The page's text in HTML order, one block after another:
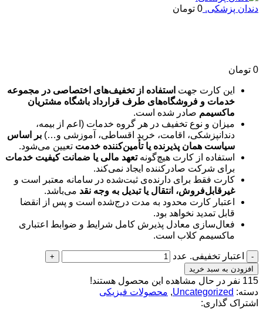
دندان پزشکی. 0 تومان
0 تومان
این کارت جهت استفاده از تخفیف‌های اختصاصی در مجموعه
خدمات و فروشگاه‌های طرف قرارداد باشگاه مشتریان
ماکسیمم صادر شده است.
میزان و نوع تخفیف در هر گروه خدمات (اعم از بیمه،
دندانپزشکی، اقامت، خرید اقساطی، آموزشی و…) بر اساس
سیاست همان پذیرنده یا تأمین‌کننده خدمت تعیین می‌شود.
استفاده از کارت هیچ‌گونهتعهد مالی یا ضمانت کیفیت خدمات
برای شرکت صادرکننده ایجاد نمی‌کند.
کارت فقط برای دارنده‌ی ثبت‌شده در سامانه معتبر است و
غیرقابل‌فروش، انتقال یا تبدیل به وجه نقد می‌باشد.
اعتبار کارت محدود به مدت درج‌شده است و پس از انقضا
قابل تمدید نخواهد بود.
فعال‌سازی معادل پذیرش کامل شرایط و ضوابط اعتباری
ماکسیمم کلاب است.
اعتبار تخفیفی. عدد
افزودن به سبد خرید
115 نفر در حال مشاهده این محصول هستند!
دسته: Uncategorized
, محصولات فیزیکی
اشتراک گذاری: